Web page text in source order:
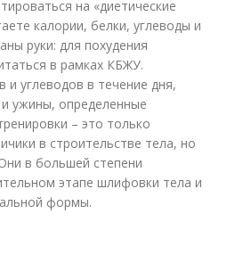
на «диетические
калории, белки, углеводы и
руки: для похудения
в рамках КБЖУ.
и углеводов в течение дня,
ужины, определенные
– это только
в строительстве тела, но
в большей степени
этапе шлифовки тела и
формы.